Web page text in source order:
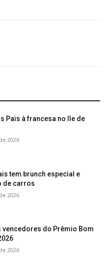
Pais à francesa no Ile de
2026
tem brunch especial e
de carros
2026
vencedores do Prêmio Bom
2026